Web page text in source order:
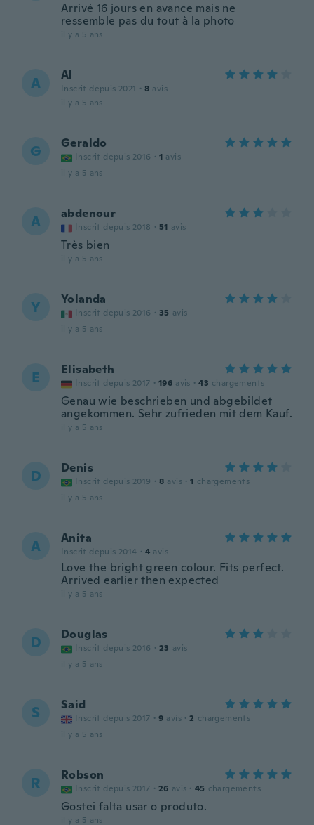
Arrivé 16 jours en avance mais ne
ressemble pas du tout à la photo
il y a 5 ans
A Al
Inscrit depuis 2021 · 8 avis
il y a 5 ans
G Geraldo
Inscrit depuis 2016 · 1 avis
il y a 5 ans
A abdenour
Inscrit depuis 2018 · 51 avis
Très bien
il y a 5 ans
Y Yolanda
Inscrit depuis 2016 · 35 avis
il y a 5 ans
E Elisabeth
Inscrit depuis 2017 · 196 avis · 43 chargements
Genau wie beschrieben und abgebildet
angekommen. Sehr zufrieden mit dem Kauf.
il y a 5 ans
D Denis
Inscrit depuis 2019 · 8 avis · 1 chargements
il y a 5 ans
A Anita
Inscrit depuis 2014 · 4 avis
Love the bright green colour. Fits perfect.
Arrived earlier then expected
il y a 5 ans
D Douglas
Inscrit depuis 2016 · 23 avis
il y a 5 ans
S Said
Inscrit depuis 2017 · 9 avis · 2 chargements
il y a 5 ans
R Robson
Inscrit depuis 2017 · 26 avis · 45 chargements
Gostei falta usar o produto.
il y a 5 ans